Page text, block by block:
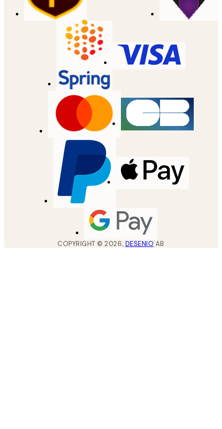
COPYRIGHT ©2026, DESENIO AB